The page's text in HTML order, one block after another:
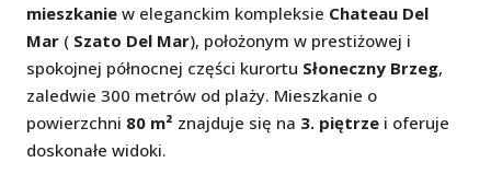
mieszkanie w eleganckim kompleksie Chateau Del
Mar ( Szato Del Mar), położonym w prestiżowej i
spokojnej północnej części kurortu Słoneczny Brzeg,
zaledwie 300 metrów od plaży. Mieszkanie o
powierzchni 80 m² znajduje się na 3. piętrze i oferuje
doskonałe widoki.